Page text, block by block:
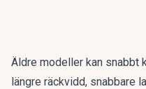
Äldre modeller kan snabbt
längre räckvidd, snabbare